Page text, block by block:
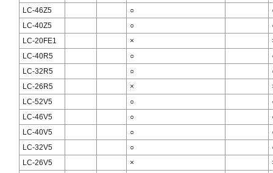
LC-46Z5
○
LC-40Z5
○
LC-20FE1
×
LC-40R5
○
LC-32R5
○
LC-26R5
×
LC-52V5
○
LC-46V5
○
LC-40V5
○
LC-32V5
○
LC-26V5
×